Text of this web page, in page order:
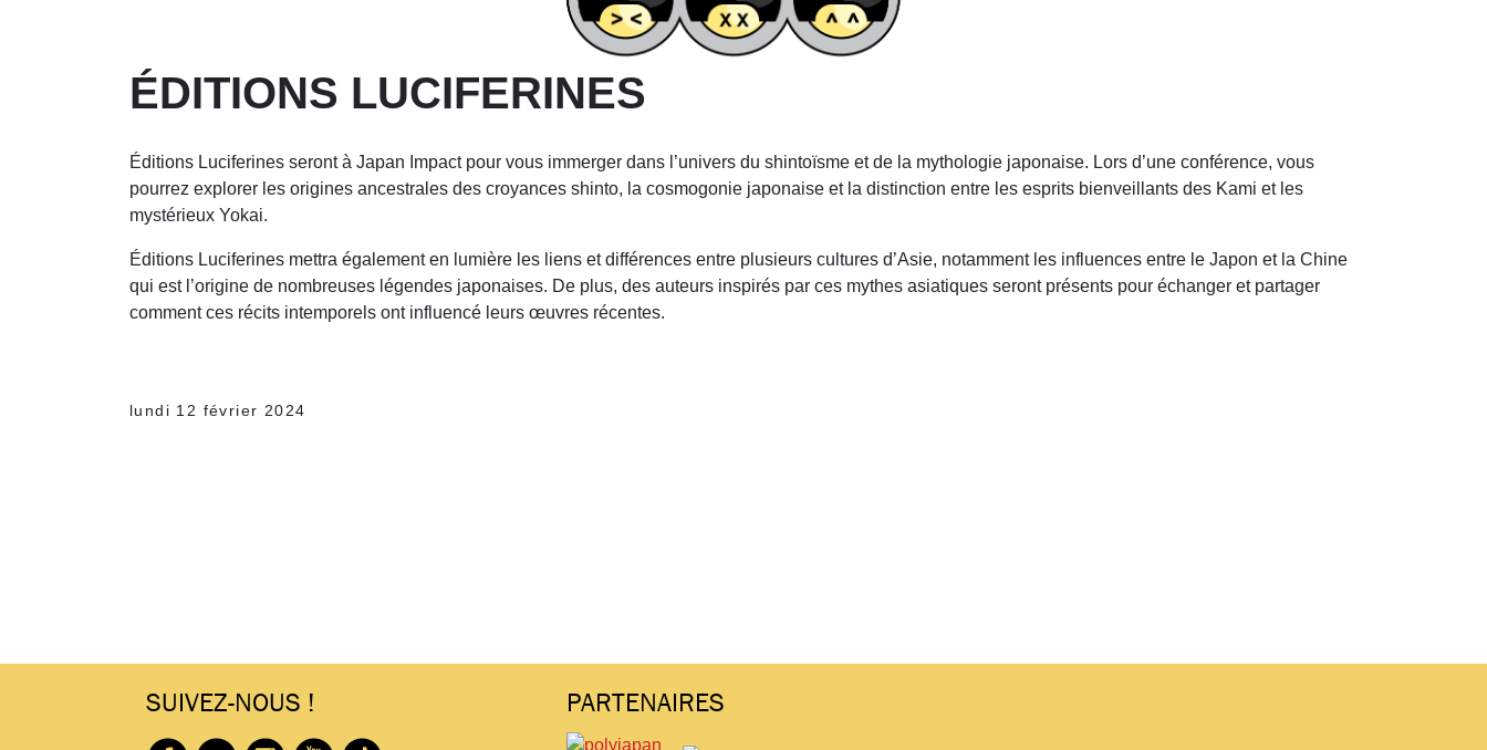
ÉDITIONS LUCIFERINES
Éditions Luciferines seront à Japan Impact pour vous immerger dans l’univers du shintoïsme et de la mythologie japonaise. Lors d’une conférence, vous
pourrez explorer les origines ancestrales des croyances shinto, la cosmogonie japonaise et la distinction entre les esprits bienveillants des Kami et les
mystérieux Yokai.
Éditions Luciferines mettra également en lumière les liens et différences entre plusieurs cultures d’Asie, notamment les influences entre le Japon et la Chine
qui est l’origine de nombreuses légendes japonaises. De plus, des auteurs inspirés par ces mythes asiatiques seront présents pour échanger et partager
comment ces récits intemporels ont influencé leurs œuvres récentes.
lundi 12 février 2024
SUIVEZ-NOUS ! PARTENAIRES